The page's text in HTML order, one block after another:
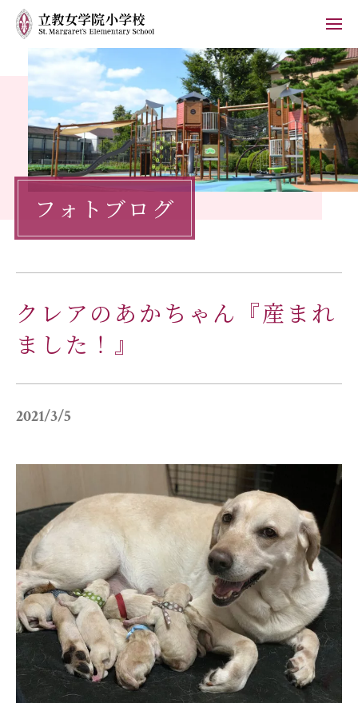
ホーム
学校紹介
小学校の教育
学校生活
お知らせ
保護者の方へ
採用情報 アクセス
関連リンク サイトマップ
個人情報の取り扱いについて
サイトポリシー
フォトブログ
クレアのあかちゃん『産まれ
ました！』
2021/3/5